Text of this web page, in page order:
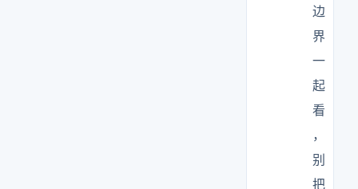
边
界
一
起
看
，
别
把